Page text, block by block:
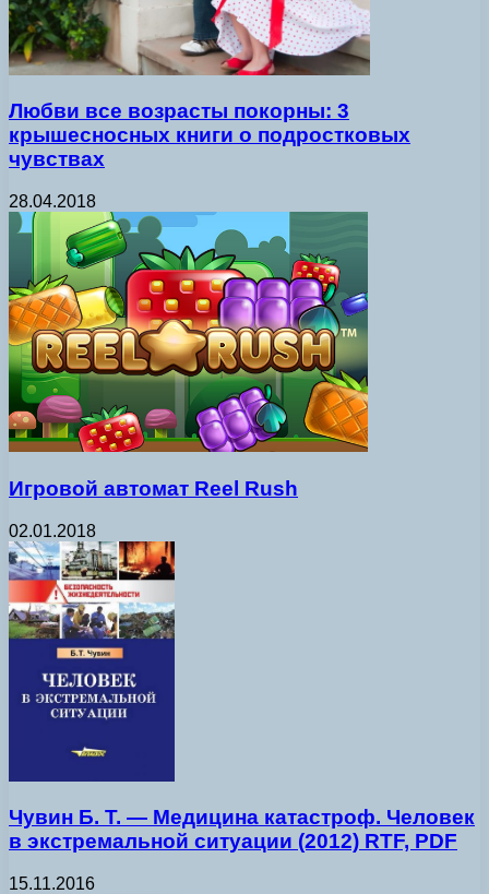
Любви все возрасты покорны: 3
крышесносных книги о подростковых
чувствах
28.04.2018
Игровой автомат Reel Rush
02.01.2018
Чувин Б. Т. — Медицина катастроф. Человек
в экстремальной ситуации (2012) RTF, PDF
15.11.2016